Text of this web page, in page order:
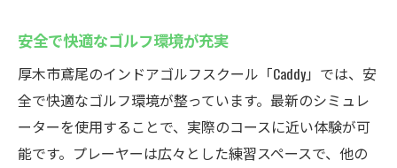
シミュレーション技術による練習の効果
高精度データで自己分析と改善
無料体験で始める厚木市鳶尾のインドアゴルフ
スクール
初めての方にも安心の無料体験レッスン
安全で快適なゴルフ環境が充実
厚木市鳶尾のインドアゴルフスクール「Caddy」では、安
全で快適なゴルフ環境が整っています。最新のシミュレ
ーターを使用することで、実際のコースに近い体験が可
能です。プレーヤーは広々とした練習スペースで、他の